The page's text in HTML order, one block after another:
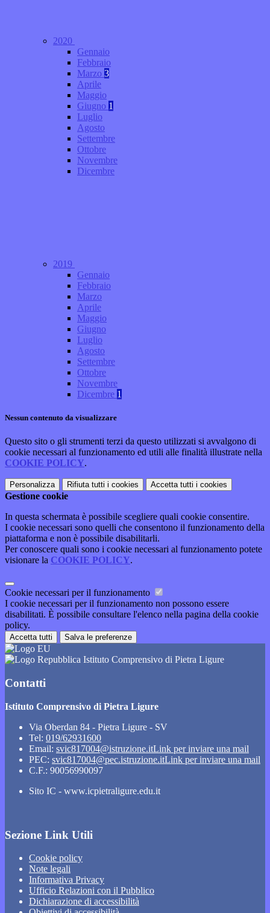
2020
Gennaio
Febbraio
Marzo 3
Aprile
Maggio
Giugno 1
Luglio
Agosto
Settembre
Ottobre
Novembre
Dicembre
2019
Gennaio
Febbraio
Marzo
Aprile
Maggio
Giugno
Luglio
Agosto
Settembre
Ottobre
Novembre
Dicembre 1
Nessun contenuto da visualizzare
Questo sito o gli strumenti terzi da questo utilizzati si avvalgono di
cookie necessari al funzionamento ed utili alle finalità illustrate nella
COOKIE POLICY.
Personalizza Rifiuta tutti i cookies Accetta tutti i cookies
Gestione cookie
In questa schermata è possibile scegliere quali cookie consentire.
I cookie necessari sono quelli che consentono il funzionamento della
piattaforma e non è possibile disabilitarli.
Per conoscere quali sono i cookie necessari al funzionamento potete
visionare la COOKIE POLICY.
Cookie necessari per il funzionamento
I cookie necessari per il funzionamento non possono essere
disabilitati. È possibile consultare l'elenco nella pagina della cookie
policy.
Accetta tutti Salva le preferenze
Istituto Comprensivo di Pietra Ligure
Contatti
Istituto Comprensivo di Pietra Ligure
Via Oberdan 84 - Pietra Ligure - SV
Tel: 019/62931600
Email: svic817004@istruzione.itLink per inviare una mail
PEC: svic817004@pec.istruzione.itLink per inviare una mail
C.F.: 90056990097
Sito IC - www.icpietraligure.edu.it
Sezione Link Utili
Cookie policy
Note legali
Informativa Privacy
Ufficio Relazioni con il Pubblico
Dichiarazione di accessibilità